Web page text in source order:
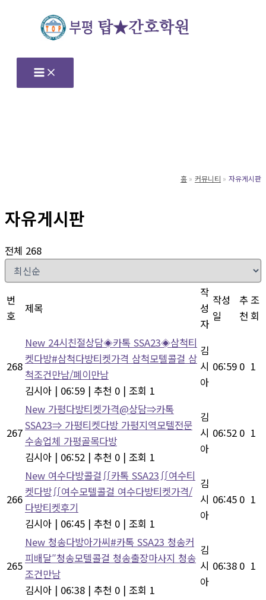
홈 커뮤니티 자유게시판
자유게시판
전체 268
번
호
제목
작
성
자
작성
일
추
천
조
회
268
New 24시친절상담◈카톡 SSA23◈삼척티
켓다방#삼척다방티켓가격 삼척모텔콜걸 삼
척조건만남/폐이만남
김시아 | 06:59 | 추천 0 | 조회 1
김
시
아
06:59 0 1
267
New 가평다방티켓가격@상담⇒카톡
SSA23⇒ 가평티켓다방 가평지역모텔전문
수송업체 가평골목다방
김시아 | 06:52 | 추천 0 | 조회 1
김
시
아
06:52 0 1
266
New 여수다방콜걸∬카톡 SSA23∬여수티
켓다방∬여수모텔콜걸 여수다방티켓가격/
다방티켓후기
김시아 | 06:45 | 추천 0 | 조회 1
김
시
아
06:45 0 1
265
New 청송다방아가씨#카톡 SSA23 청송커
피배달″청송모텔콜걸 청송출장마사지 청송
조건만남
김시아 | 06:38 | 추천 0 | 조회 1
김
시
아
06:38 0 1